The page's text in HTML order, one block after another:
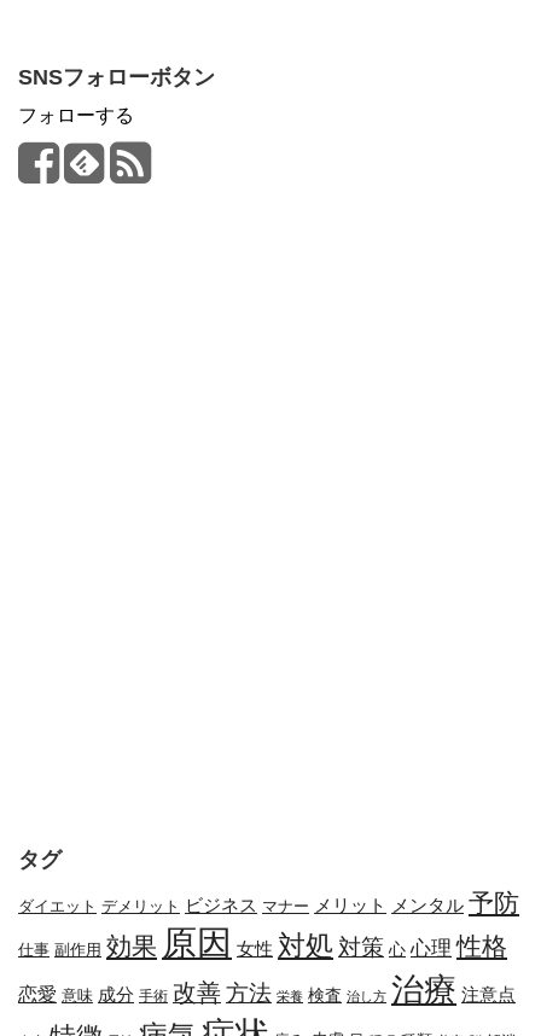
SNSフォローボタン
フォローする
タグ
ダイエット デメリット ビジネス マナー メリット メンタル 予防
仕事 副作用 効果 原因 女性 対処 対策 心 心理 性格
恋愛 意味 成分 手術 改善方法 栄養 検査 治し方 治療 注意点